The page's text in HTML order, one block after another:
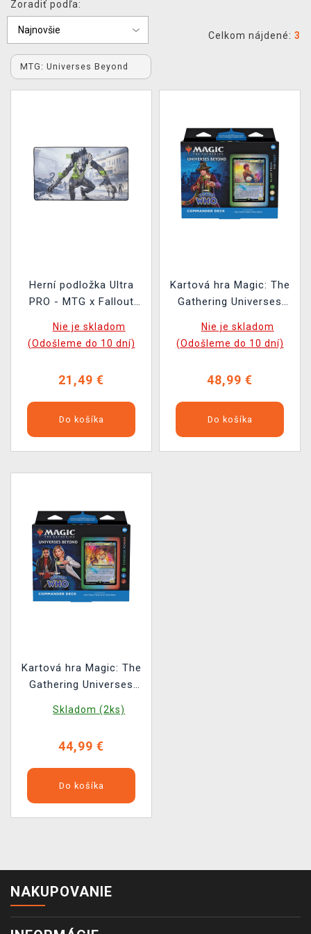
XZONE KLUB
Zoradiť podľa:
Celkom nájdené: 3
MTG: Universes Beyond
Herní podložka Ultra
PRO - MTG x Fallout
Nie je skladom
(Odošleme do 10 dní)
21,49 €
Do košíka
Kartová hra Magic: The
Gathering Universes
Blast from the Past
(Commander Deck)
Nie je skladom
(Odošleme do 10 dní)
48,99 €
Do košíka
Kartová hra Magic: The
Gathering Universes
Paradox Power
Skladom (2ks)
44,99 €
Do košíka
NAKUPOVANIE